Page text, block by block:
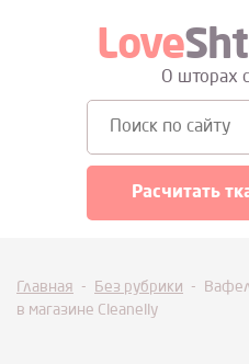
Love
О шторах
Расчитать
Главная - Без рубрики -
в магазине Cleanelly